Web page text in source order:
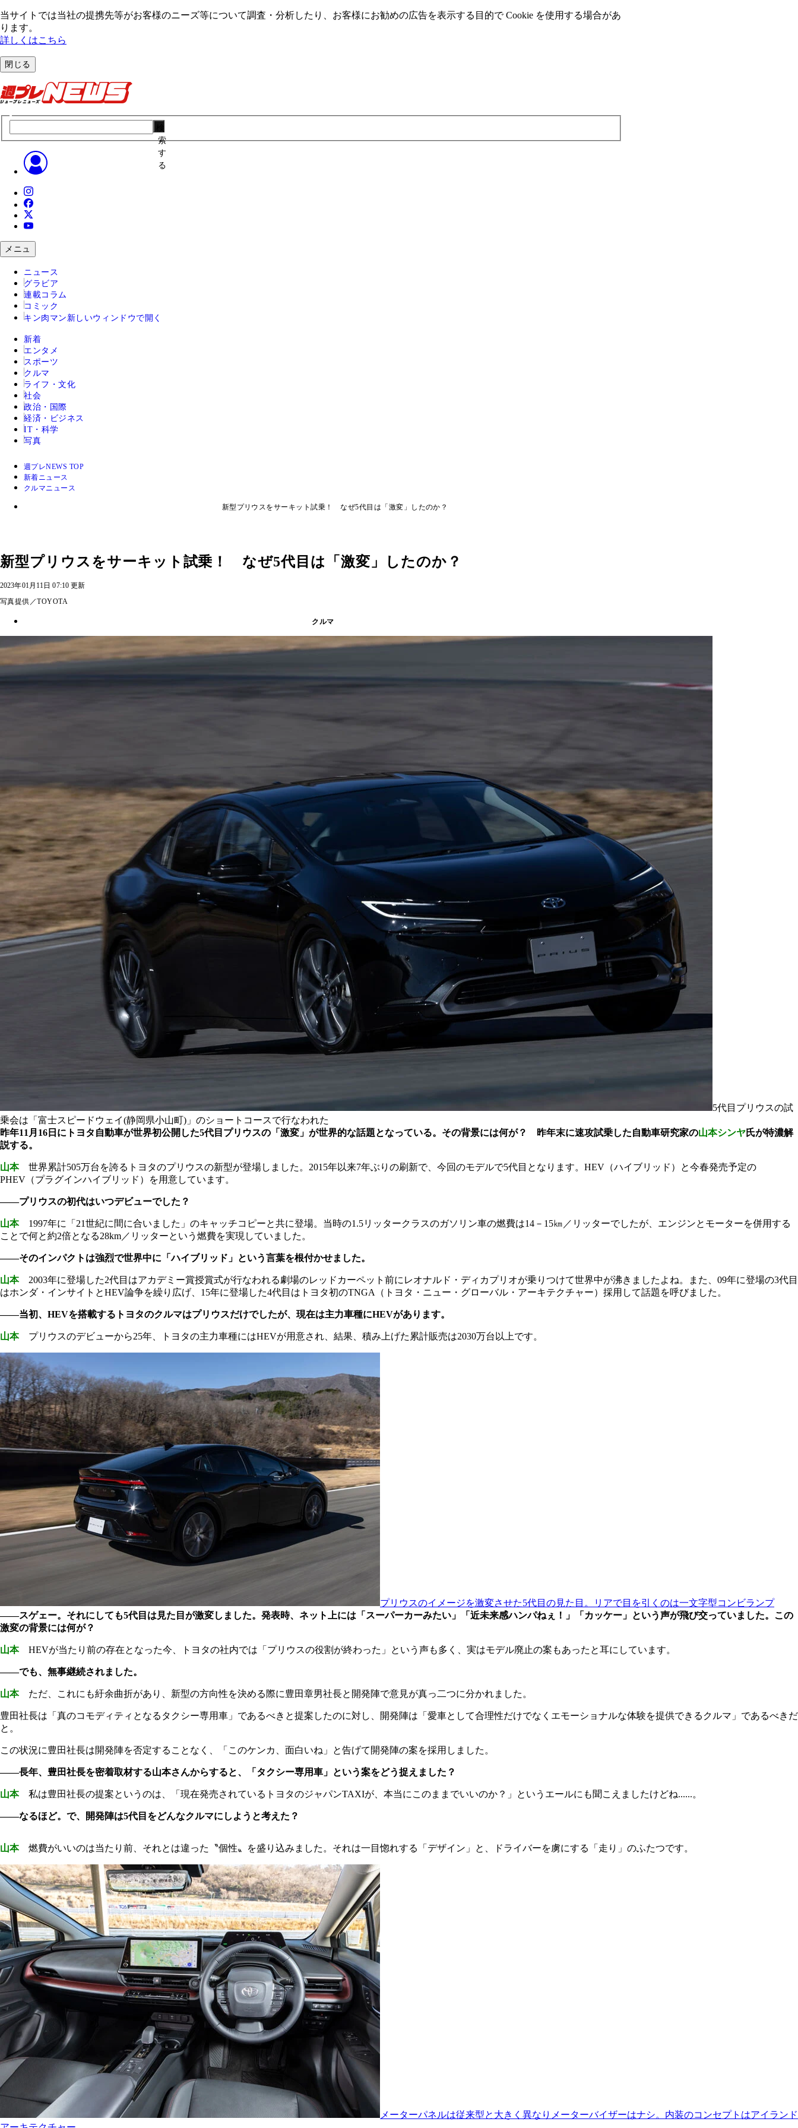
当サイトでは当社の提携先等がお客様のニーズ等について調査・分析したり、お客様にお勧めの広告を表⽰する⽬的で Cookie を使⽤する場合があ
ります。
詳しくはこちら
閉じる
索
す
る
メニュ
ニュース
グラビア
連載コラム
コミック
キン肉マン 新しいウィンドウで開く
新着
エンタメ
スポーツ
クルマ
ライフ・文化
社会
政治・国際
経済・ビジネス
IT・科学
写真
週プレNEWS TOP
新着ニュース
クルマニュース
新型プリウスをサーキット試乗！ なぜ5代目は「激変」したのか？
新型プリウスをサーキット試乗！ なぜ5代目は「激変」したのか？
2023年01月11日 07:10 更新
写真提供／TOYOTA
クルマ
5代目プリウスの試
乗会は「富士スピードウェイ(静岡県小山町)」のショートコースで行なわれた
昨年11月16日にトヨタ自動車が世界初公開した5代目プリウスの「激変」が世界的な話題となっている。その背景には何が？ 昨年末に速攻試乗した自動車研究家の山本シンヤ氏が特濃解
説する。
山本世界累計505万台を誇るトヨタのプリウスの新型が登場しました。2015年以来7年ぶりの刷新で、今回のモデルで5代目となります。HEV（ハイブリッド）と今春発売予定の
PHEV（プラグインハイブリッド）を用意しています。
――プリウスの初代はいつデビューでした？
山本1997年に「21世紀に間に合いました」のキャッチコピーと共に登場。当時の1.5リッタークラスのガソリン車の燃費は14－15㎞／リッターでしたが、エンジンとモーターを併用する
ことで何と約2倍となる28km／リッターという燃費を実現していました。
――そのインパクトは強烈で世界中に「ハイブリッド」という言葉を根付かせました。
山本2003年に登場した2代目はアカデミー賞授賞式が行なわれる劇場のレッドカーペット前にレオナルド・ディカプリオが乗りつけて世界中が沸きましたよね。また、09年に登場の3代目
はホンダ・インサイトとHEV論争を繰り広げ、15年に登場した4代目はトヨタ初のTNGA（トヨタ・ニュー・グローバル・アーキテクチャー）採用して話題を呼びました。
――当初、HEVを搭載するトヨタのクルマはプリウスだけでしたが、現在は主力車種にHEVがあります。
山本プリウスのデビューから25年、トヨタの主力車種にはHEVが用意され、結果、積み上げた累計販売は2030万台以上です。
プリウスのイメージを激変させた5代目の見た目。リアで目を引くのは一文字型コンビランプ
――スゲェー。それにしても5代目は見た目が激変しました。発表時、ネット上には「スーパーカーみたい」「近未来感ハンパねぇ！」「カッケー」という声が飛び交っていました。この
激変の背景には何が？
山本HEVが当たり前の存在となった今、トヨタの社内では「プリウスの役割が終わった」という声も多く、実はモデル廃止の案もあったと耳にしています。
――でも、無事継続されました。
山本ただ、これにも紆余曲折があり、新型の方向性を決める際に豊田章男社長と開発陣で意見が真っ二つに分かれました。
豊田社長は「真のコモディティとなるタクシー専用車」であるべきと提案したのに対し、開発陣は「愛車として合理性だけでなくエモーショナルな体験を提供できるクルマ」であるべきだ
と。
この状況に豊田社長は開発陣を否定することなく、「このケンカ、面白いね」と告げて開発陣の案を採用しました。
――長年、豊田社長を密着取材する山本さんからすると、「タクシー専用車」という案をどう捉えました？
山本私は豊田社長の提案というのは、「現在発売されているトヨタのジャパンTAXIが、本当にこのままでいいのか？」というエールにも聞こえましたけどね......。
――なるほど。で、開発陣は5代目をどんなクルマにしようと考えた？
山本燃費がいいのは当たり前、それとは違った〝個性〟を盛り込みました。それは一目惚れする「デザイン」と、ドライバーを虜にする「走り」のふたつです。
メーターパネルは従来型と大きく異なりメーターバイザーはナシ。内装のコンセプトはアイランド